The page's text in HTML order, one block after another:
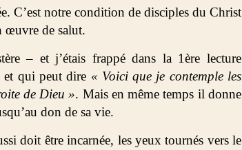
C’est notre condition de disciples du Christ
œuvre de salut.
– et j’étais frappé dans la 1ère lecture
et qui peut dire « Voici que je contemple les
de Dieu ». Mais en même temps il donne
don de sa vie.
doit être incarnée, les yeux tournés vers le